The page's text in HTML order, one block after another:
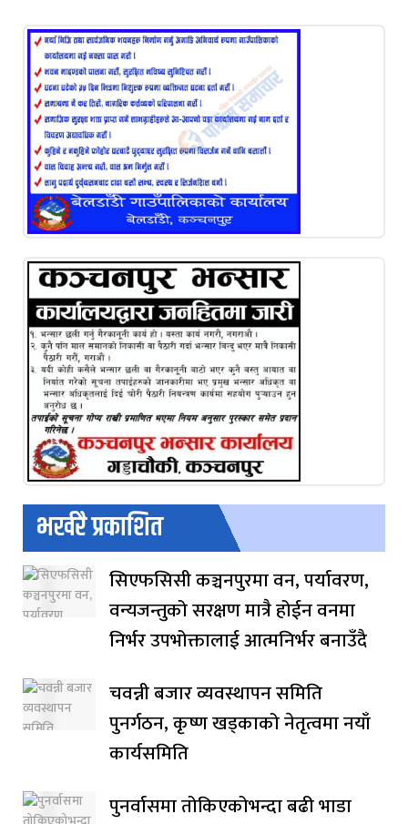
भर्खरै प्रकाशित
सिएफसिसी कञ्चनपुरमा वन, पर्यावरण,
वन्यजन्तुको सरक्षण मात्रै होईन वनमा
निर्भर उपभोक्तालाई आत्मनिर्भर बनाउँदै
चवन्नी बजार व्यवस्थापन समिति
पुनर्गठन, कृष्ण खड्काको नेतृत्वमा नयाँ
कार्यसमिति
पुनर्वासमा तोकिएकोभन्दा बढी भाडा